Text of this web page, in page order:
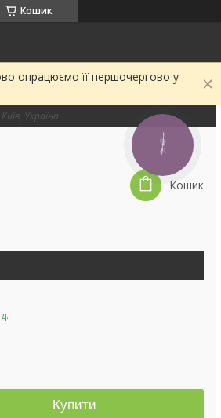
Кошик
опрацюємо її першочергово у
Україна
Кошик
Купити
КНОПКА
ЗВ'ЯЗКУ